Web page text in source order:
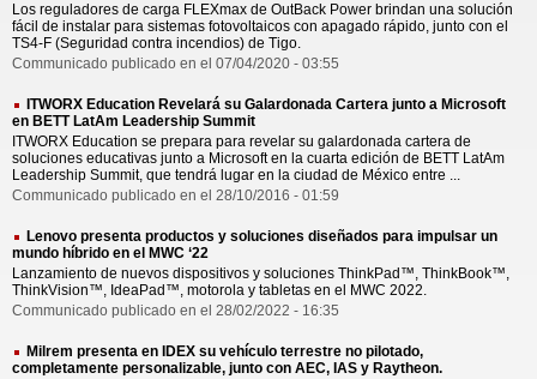
Los reguladores de carga FLEXmax de OutBack Power brindan una solución
fácil de instalar para sistemas fotovoltaicos con apagado rápido, junto con el
TS4-F (Seguridad contra incendios) de Tigo.
Communicado publicado en el 07/04/2020 - 03:55
ITWORX Education Revelará su Galardonada Cartera junto a Microsoft
en BETT LatAm Leadership Summit
ITWORX Education se prepara para revelar su galardonada cartera de
soluciones educativas junto a Microsoft en la cuarta edición de BETT LatAm
Leadership Summit, que tendrá lugar en la ciudad de México entre ...
Communicado publicado en el 28/10/2016 - 01:59
Lenovo presenta productos y soluciones diseñados para impulsar un
mundo híbrido en el MWC ‘22
Lanzamiento de nuevos dispositivos y soluciones ThinkPad™, ThinkBook™,
ThinkVision™, IdeaPad™, motorola y tabletas en el MWC 2022.
Communicado publicado en el 28/02/2022 - 16:35
Milrem presenta en IDEX su vehículo terrestre no pilotado,
completamente personalizable, junto con AEC, IAS y Raytheon.